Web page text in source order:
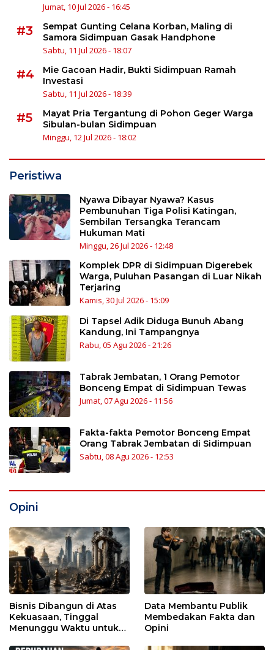
Jumat, 10 Jul 2026 - 16:45
#3
Sempat Gunting Celana Korban, Maling di
Samora Sidimpuan Gasak Handphone
Sabtu, 11 Jul 2026 - 18:07
#4
Mie Gacoan Hadir, Bukti Sidimpuan Ramah
Investasi
Sabtu, 11 Jul 2026 - 18:39
#5
Mayat Pria Tergantung di Pohon Geger Warga
Sibulan-bulan Sidimpuan
Minggu, 12 Jul 2026 - 18:02
Peristiwa
Nyawa Dibayar Nyawa? Kasus
Pembunuhan Tiga Polisi Katingan,
Sembilan Tersangka Terancam
Hukuman Mati
Minggu, 26 Jul 2026 - 12:48
Komplek DPR di Sidimpuan Digerebek
Warga, Puluhan Pasangan di Luar Nikah
Terjaring
Kamis, 30 Jul 2026 - 15:09
Di Tapsel Adik Diduga Bunuh Abang
Kandung, Ini Tampangnya
Rabu, 05 Agu 2026 - 21:26
Tabrak Jembatan, 1 Orang Pemotor
Bonceng Empat di Sidimpuan Tewas
Jumat, 07 Agu 2026 - 11:56
Fakta-fakta Pemotor Bonceng Empat
Orang Tabrak Jembatan di Sidimpuan
Sabtu, 08 Agu 2026 - 12:53
Opini
Bisnis Dibangun di Atas
Kekuasaan, Tinggal
Menunggu Waktu untuk
Data Membantu Publik
Membedakan Fakta dan
Opini